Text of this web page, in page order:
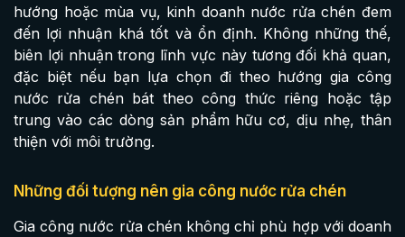
hướng hoặc mùa vụ, kinh doanh nước rửa chén đem
đến lợi nhuận khá tốt và ổn định. Không những thế,
biên lợi nhuận trong lĩnh vực này tương đối khả quan,
đặc biệt nếu bạn lựa chọn đi theo hướng gia công
nước rửa chén bát theo công thức riêng hoặc tập
trung vào các dòng sản phẩm hữu cơ, dịu nhẹ, thân
thiện với môi trường.
Những đối tượng nên gia công nước rửa chén
Gia công nước rửa chén không chỉ phù hợp với doanh